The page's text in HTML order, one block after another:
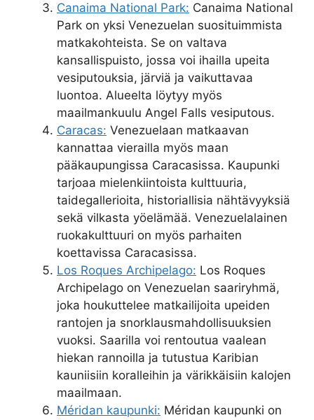
Canaima National Park: Canaima National
Park on yksi Venezuelan suosituimmista
matkakohteista. Se on valtava
kansallispuisto, jossa voi ihailla upeita
vesiputouksia, järviä ja vaikuttavaa
luontoa. Alueelta löytyy myös
maailmankuulu Angel Falls vesiputous.
Caracas: Venezuelaan matkaavan
kannattaa vierailla myös maan
pääkaupungissa Caracasissa. Kaupunki
tarjoaa mielenkiintoista kulttuuria,
taidegallerioita, historiallisia nähtävyyksiä
sekä vilkasta yöelämää. Venezuelalainen
ruokakulttuuri on myös parhaiten
koettavissa Caracasissa.
Los Roques Archipelago: Los Roques
Archipelago on Venezuelan saariryhmä,
joka houkuttelee matkailijoita upeiden
rantojen ja snorklausmahdollisuuksien
vuoksi. Saarilla voi rentoutua vaalean
hiekan rannoilla ja tutustua Karibian
kauniisiin koralleihin ja värikkäisiin kalojen
maailmaan.
Méridan kaupunki: Méridan kaupunki on